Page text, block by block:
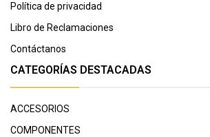
Política de privacidad
Libro de Reclamaciones
Contáctanos
CATEGORÍAS DESTACADAS
ACCESORIOS
COMPONENTES